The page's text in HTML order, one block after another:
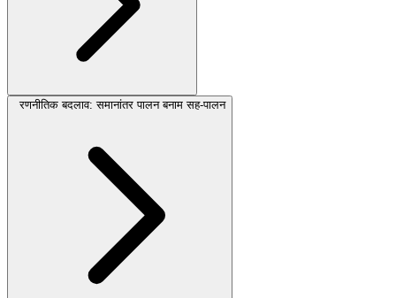
रणनीतिक बदलाव: समानांतर पालन बनाम सह-पालन